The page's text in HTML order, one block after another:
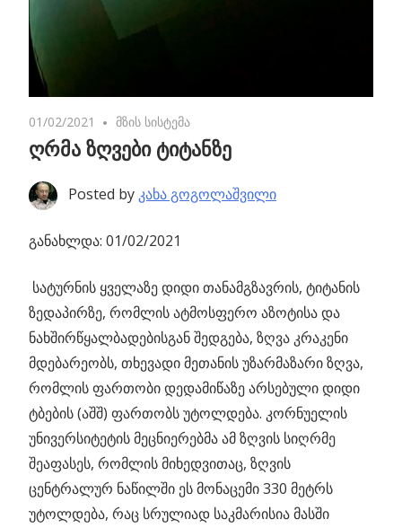
01/02/2021 No comments
მზის სისტემა
ღრმა ზღვები ტიტანზე
Posted by კახა გოგოლაშვილი
განახლდა: 01/02/2021
სატურნის ყველაზე დიდი თანამგზავრის, ტიტანის
ზედაპირზე, რომლის ატმოსფერო აზოტისა და
ნახშირწყალბადებისგან შედგება, ზღვა კრაკენი
მდებარეობს, თხევადი მეთანის უზარმაზარი ზღვა,
რომლის ფართობი დედამიწაზე არსებული დიდი
ტბების (აშშ) ფართობს უტოლდება. კორნუელის
უნივერსიტეტის მეცნიერებმა ამ ზღვის სიღრმე
შეაფასეს, რომლის მიხედვითაც, ზღვის
ცენტრალურ ნაწილში ეს მონაცემი 330 მეტრს
უტოლდება, რაც სრულიად საკმარისია მასში